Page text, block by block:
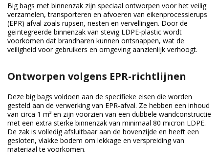
Big bags met binnenzak zijn speciaal ontworpen voor het veilig
verzamelen, transporteren en afvoeren van eikenprocessierups
(EPR) afval zoals rupsen, nesten en vervellingen. Door de
geïntegreerde binnenzak van stevig LDPE-plastic wordt
voorkomen dat brandharen kunnen ontsnappen, wat de
veiligheid voor gebruikers en omgeving aanzienlijk verhoogt.
Ontworpen volgens EPR-richtlijnen
Deze big bags voldoen aan de specifieke eisen die worden
gesteld aan de verwerking van EPR-afval. Ze hebben een inhoud
van circa 1 m³ en zijn voorzien van een dubbele wandconstructie
met een extra sterke binnenzak van minimaal 80 micron LDPE.
De zak is volledig afsluitbaar aan de bovenzijde en heeft een
gesloten, vlakke bodem om lekkage en verspreiding van
materiaal te voorkomen.